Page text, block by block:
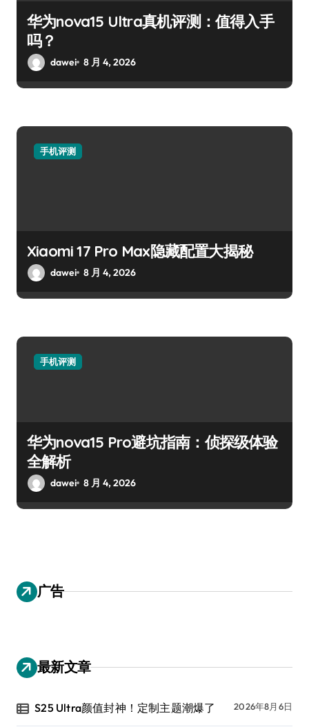
华为nova15 Ultra真机评测：值得入手
吗？
dawei 8 月 4, 2026
手机评测
Xiaomi 17 Pro Max隐藏配置大揭秘
dawei 8 月 4, 2026
手机评测
华为nova15 Pro避坑指南：侦探级体验
全解析
dawei 8 月 4, 2026
广告
最新文章
S25 Ultra颜值封神！定制主题潮爆了 2026年8月6日